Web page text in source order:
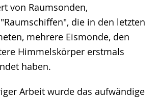
von Raumsonden,
die in den letzten
mehrere Eismonde, den
Himmelskörper erstmals
haben.
Arbeit wurde das aufwändige